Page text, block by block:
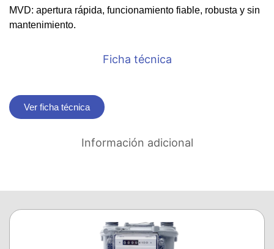
MVD: apertura rápida, funcionamiento fiable, robusta y sin
mantenimiento.
Ficha técnica
Información adicional
Ver ficha técnica